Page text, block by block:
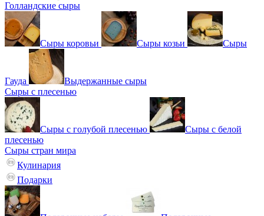
Голландские сыры
Сыры коровьи Сыры козьи Сыры
Гауда
Выдержанные сыры
Сыры с плесенью
Сыры с голубой плесенью
Сыры с белой
плесенью
Сыры стран мира
Кулинария
Подарки